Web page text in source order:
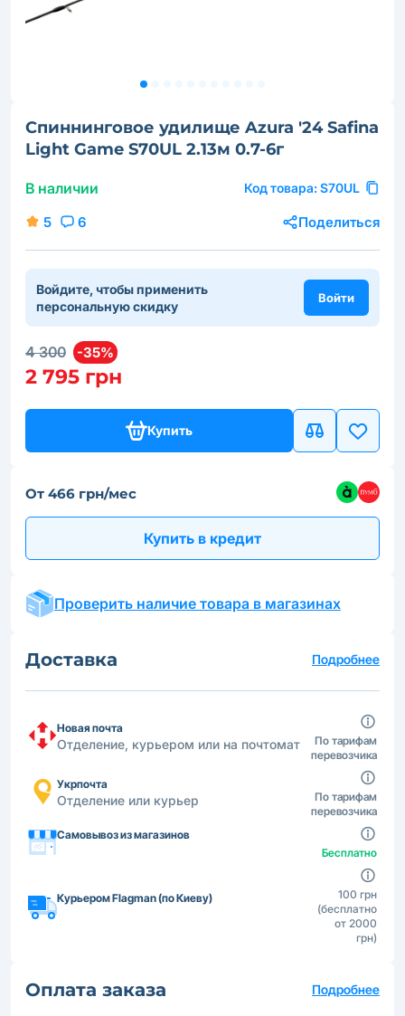
Спиннинговое удилище Azura '24 Safina
Light Game S70UL 2.13м 0.7-6г
В наличии Код товара: S70UL
5 6 Поделиться
Войдите, чтобы применить
персональную скидку
Войти
4 300 -35%
2 795 грн
Купить
От 466 грн/мес
Купить в кредит
Проверить наличие товара в магазинах
Доставка Подробнее
Новая почта
Отделение, курьером или на почтомат
По тарифам
перевозчика
Укрпочта
Отделение или курьер
По тарифам
перевозчика
Самовывоз из магазинов
Бесплатно
Курьером Flagman (по Киеву)
100 грн
(бесплатно
от 2000
грн)
Оплата заказа Подробнее